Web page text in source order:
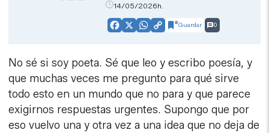
14/05/2026h.
Facebook
X WhatsApp
CopyGuardar 0
No sé si soy poeta. Sé que leo y escribo poesía, y
que muchas veces me pregunto para qué sirve
todo esto en un mundo que no para y que parece
exigirnos respuestas urgentes. Supongo que por
eso vuelvo una y otra vez a una idea que no deja de